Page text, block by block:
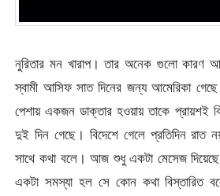
নুরিতার মন খারাপ। তার অনেক গুলো কারণ
স্বামী আসিফ সাত দিনের জন্য আমেরিকা
পেশায় একজন ডাক্তার হওয়ায় তাকে প্রায়শই
দুই দিন গেছে। বিদেশে গেলে প্রতিদিন রাত
সাথে কথা বলে। আজ শুধু একটা মেসেজ
একটা সমস্যা হল সে কোন কথা বিস্তারিত